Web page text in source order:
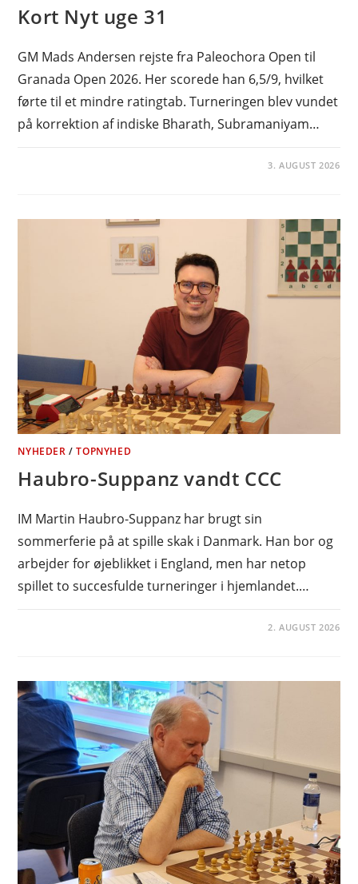
Kort Nyt uge 31
GM Mads Andersen rejste fra Paleochora Open til
Granada Open 2026. Her scorede han 6,5/9, hvilket
førte til et mindre ratingtab. Turneringen blev vundet
på korrektion af indiske Bharath, Subramaniyam…
3. AUGUST 2026
NYHEDER /TOPNYHED
Haubro-Suppanz vandt CCC
IM Martin Haubro-Suppanz har brugt sin
sommerferie på at spille skak i Danmark. Han bor og
arbejder for øjeblikket i England, men har netop
spillet to succesfulde turneringer i hjemlandet.…
2. AUGUST 2026